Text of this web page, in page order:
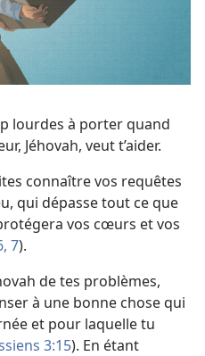
lourdes à porter quand
Jéhovah, veut t’aider.
connaître vos requêtes
qui dépasse tout ce que
vos cœurs et vos
7).
de tes problèmes,
à une bonne chose qui
et pour laquelle tu
3:15). En étant